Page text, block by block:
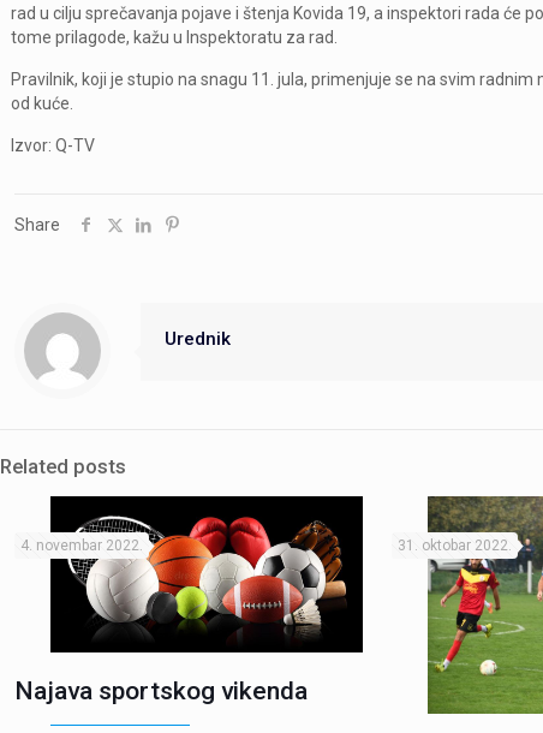
rad u cilju sprečavanja pojave i štenja Kovida 19, a inspektori rada
tome prilagode, kažu u Inspektoratu za rad.
Pravilnik, koji je stupio na snagu 11. jula, primenjuje se na svim
od kuće.
Izvor: Q-TV
Share
Urednik
Related posts
4. novembar 2022.
Najava sportskog vikenda
31. oktobar 2022.